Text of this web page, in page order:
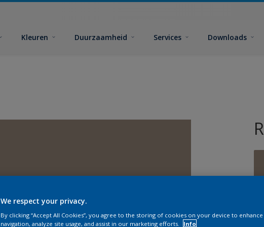
Kleuren Duurzaamheid Services Downloads
We respect your privacy.
By clicking “Accept All Cookies”, you agree to the storing of cookies on your device to enhance
navigation, analyze site usage, and assist in our marketing efforts.
Info